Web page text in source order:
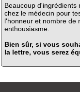
Beaucoup d'ingrédients
chez le médecin pour
l'honneur et nombre de
enthousiasme.
Bien sûr, si vous
la lettre, vous serez